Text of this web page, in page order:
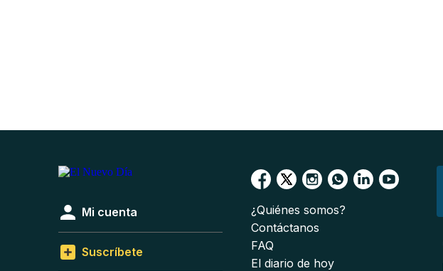
Mi cuenta
Suscríbete
¿Quiénes somos?
Contáctanos
FAQ
El diario de hoy